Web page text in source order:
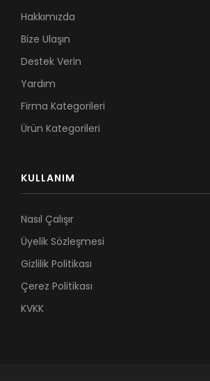
Hakkımızda
Bize Ulaşın
Destek Verin
Yardım
Firma Kategorileri
Ürün Kategorileri
KULLANIM
Nasıl Çalışır
Üyelik Sözleşmesi
Gizlilik Politikası
Çerez Politikası
KVKK